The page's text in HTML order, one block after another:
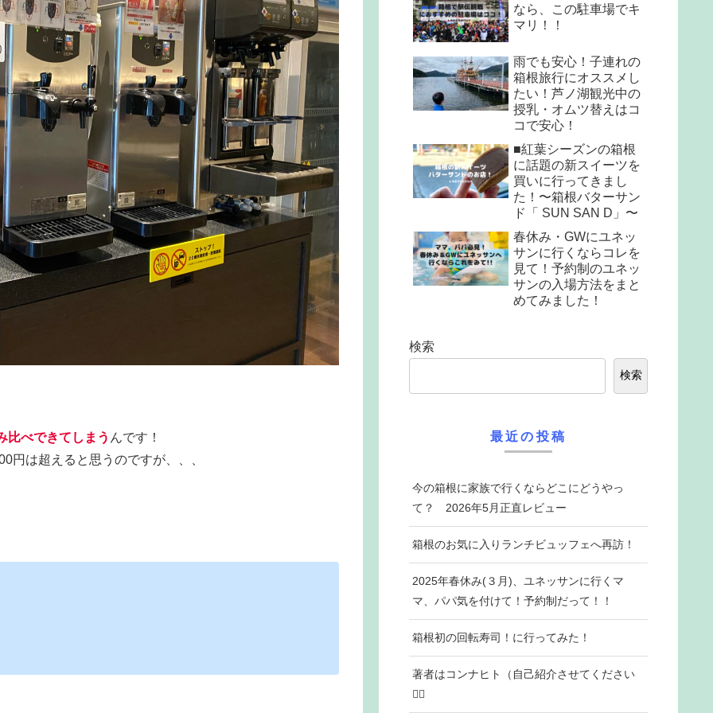
比べできてしまう んです！
円は超えると思うのですが、、、
なら、この駐車場でキ
マリ！！
雨でも安心！子連れの
箱根旅行にオススメし
たい！芦ノ湖観光中の
授乳・オムツ替えはコ
コで安心！
■紅葉シーズンの箱根
に話題の新スイーツを
買いに行ってきまし
た！〜箱根バターサン
ド「 SUN SAN D」〜
春休み・GWにユネッ
サンに行くならコレを
見て！予約制のユネッ
サンの入場方法をまと
めてみました！
検索
検索
最近の投稿
今の箱根に家族で行くならどこにどうやっ
て？ 2026年5月正直レビュー
箱根のお気に入りランチビュッフェへ再訪！
2025年春休み(３月)、ユネッサンに行くマ
マ、パパ気を付けて！予約制だって！！
箱根初の回転寿司！に行ってみた！
著者はコンナヒト（自己紹介させてください
♡⃛